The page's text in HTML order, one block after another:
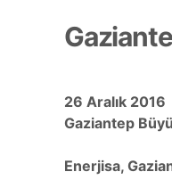
26 Aralık 2016
Gaziantep
Enerjisa,